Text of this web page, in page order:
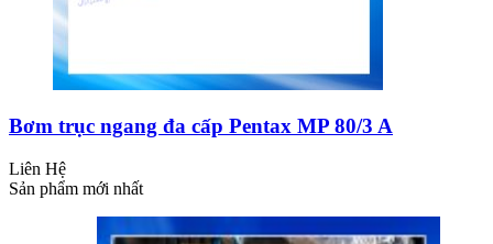
Bơm trục ngang đa cấp Pentax MP 80/3 A
Liên Hệ
Sản phẩm mới nhất